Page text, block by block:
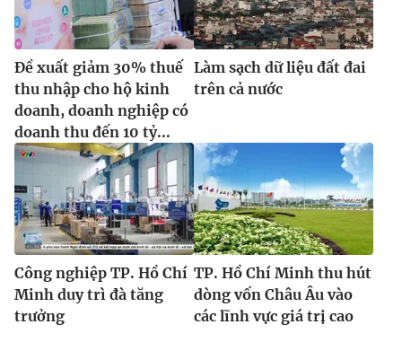
Đề xuất giảm 30% thuế
thu nhập cho hộ kinh
doanh, doanh nghiệp có
doanh thu đến 10 tỷ...
Làm sạch dữ liệu đất đai
trên cả nước
Công nghiệp TP. Hồ Chí
Minh duy trì đà tăng
trưởng
TP. Hồ Chí Minh thu hút
dòng vốn Châu Âu vào
các lĩnh vực giá trị cao